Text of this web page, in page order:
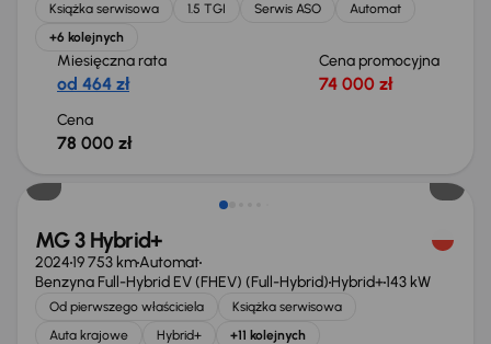
Książka serwisowa 1.5 TGI Serwis ASO
Automat
+6 kolejnych
Miesięczna rata
od 464 zł
Cena promocyjna
74 000 zł
Cena
78 000 zł
Taniej o 1 000 zł
MG 3 Hybrid+
202419 753 kmAutomat
Benzyna Full-Hybrid EV (FHEV) (Full-Hybrid) Hybrid+143 kW
Od pierwszego właściciela
Książka serwisowa
Auta krajowe
Hybrid+ +11 kolejnych